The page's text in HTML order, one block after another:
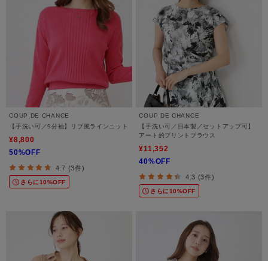
COUP DE CHANCE
【手洗い可／9分袖】リブ風ラインニット
¥8,800
50%OFF
4.7 (3件)
さらに10%OFF
COUP DE CHANCE
【手洗い可／日本製／セットアップ可】
アート的プリントブラウス
¥11,352
40%OFF
4.3 (3件)
さらに10%OFF